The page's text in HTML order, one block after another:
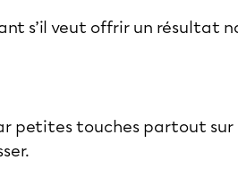
s’il veut offrir un résultat
petites touches partout